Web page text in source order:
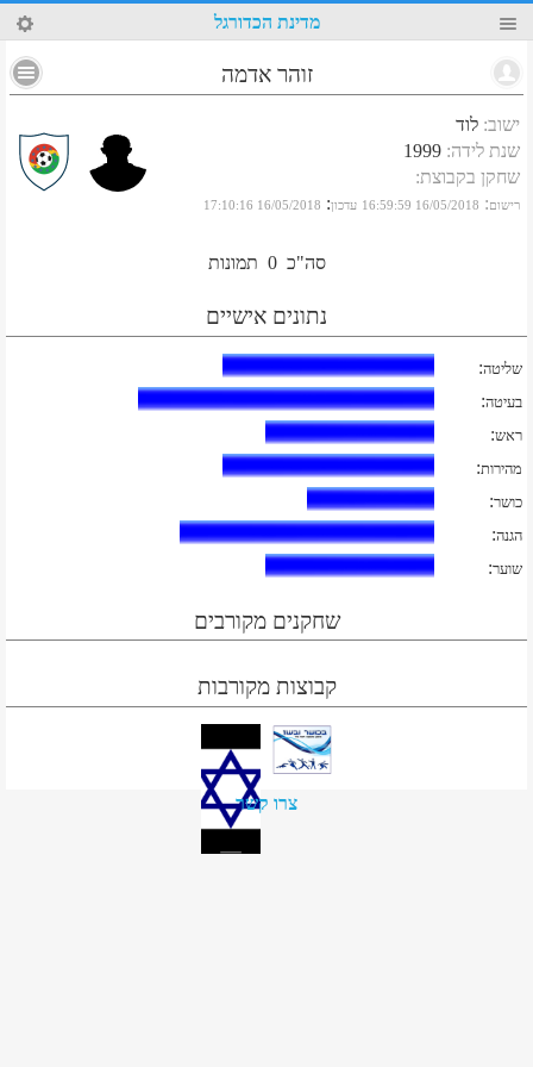
56 מדינת הכדורגל
זוהר אדמה
ישוב: לוד
שנת לידה:
1999
שחקן בקבוצת:
רישום:
16/05/2018 16:59:59 עדכון:
16/05/2018 17:10:16
סה"כ 0 תמונות
נתונים אישיים
שליטה:
בעיטה:
ראש:
מהירות:
כושר:
הגנה:
שוער:
שחקנים מקורבים
קבוצות מקורבות
צרו קשר